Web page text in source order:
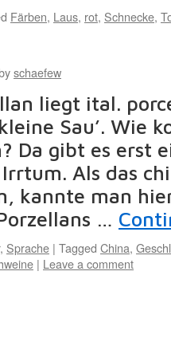
Färben, Laus, rot, Schnecke,
schaefew
liegt ital.
Sau’. Wie
Da gibt es erst
Als das
kannte man
…
, Sprache | Tagged China,
| Leave a comment